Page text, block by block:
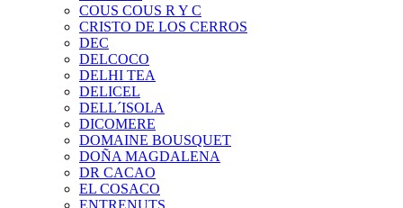
COUS COUS R Y C
CRISTO DE LOS CERROS
DEC
DELCOCO
DELHI TEA
DELICEL
DELL´ISOLA
DICOMERE
DOMAINE BOUSQUET
DOÑA MAGDALENA
DR CACAO
EL COSACO
ENTRENUTS